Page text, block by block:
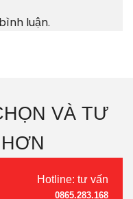
luận.
VÀ TƯ
Hotline: tư vấn
0865.283.168